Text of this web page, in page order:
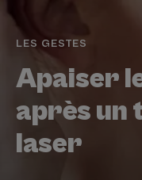
LES GESTES
Apaiser
après un
laser